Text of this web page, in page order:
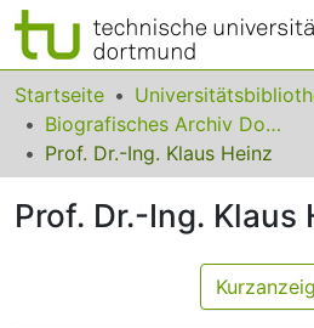
Bereiche & Sammlungen
Das gesamte Repositorium
Startseite
Biografisches Archiv Dortmunder Universitätsprofessorinnen und -professoren
Prof. Dr.-Ing. Klaus Heinz
Prof. Dr.-Ing. Klaus